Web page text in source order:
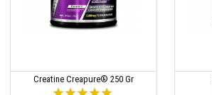
Creatine Creapure® 250 Gr